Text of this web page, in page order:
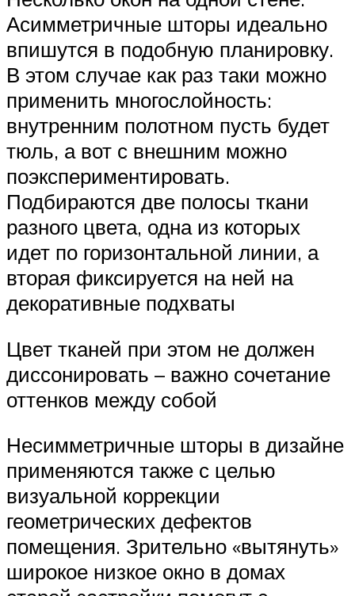
Асимметричные шторы идеально
впишутся в подобную планировку.
В этом случае как раз таки можно
применить многослойность:
внутренним полотном пусть будет
тюль, а вот с внешним можно
поэкспериментировать.
Подбираются две полосы ткани
разного цвета, одна из которых
идет по горизонтальной линии, а
вторая фиксируется на ней на
декоративные подхваты
Цвет тканей при этом не должен
диссонировать – важно сочетание
оттенков между собой
Несимметричные шторы в дизайне
применяются также с целью
визуальной коррекции
геометрических дефектов
помещения. Зрительно «вытянуть»
широкое низкое окно в домах